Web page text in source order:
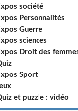
société
Personnalités
Guerre
sciences
Droit des
Sport
et puzzle : vidéo